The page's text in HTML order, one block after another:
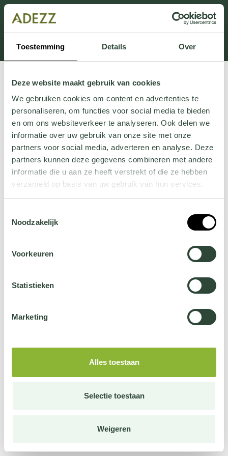
Toestemming Details Over
Deze website maakt gebruik van cookies
We gebruiken cookies om content en advertenties te
personaliseren, om functies voor social media te bieden
en om ons websiteverkeer te analyseren. Ook delen we
informatie over uw gebruik van onze site met onze
partners voor social media, adverteren en analyse. Deze
partners kunnen deze gegevens combineren met andere
informatie die u aan ze heeft verstrekt of die ze hebben
verzameld op basis van uw gebruik van hun services.
jehier.
Noodzakelijk
Voorkeuren
Statistieken
Marketing
Alles toestaan
Selectie toestaan
Weigeren
Dit onderdeel is momenteel in onderhoud.
Als je informatie mist kun je ons bellen +31 413 274
168 of mailen
Customersupport@adezz.com.